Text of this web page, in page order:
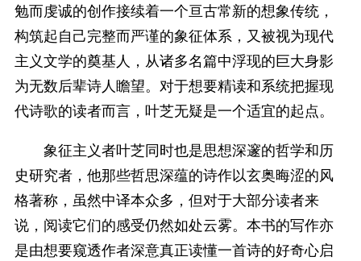
勉而虔诚的创作接续着一个亘古常新的想象传统，
构筑起自己完整而严谨的象征体系，又被视为现代
主义文学的奠基人，从诸多名篇中浮现的巨大身影
为无数后辈诗人瞻望。对于想要精读和系统把握现
代诗歌的读者而言，叶芝无疑是一个适宜的起点。
象征主义者叶芝同时也是思想深邃的哲学和历
史研究者，他那些哲思深蕴的诗作以玄奥晦涩的风
格著称，虽然中译本众多，但对于大部分读者来
说，阅读它们的感受仍然如处云雾。本书的写作亦
是由想要窥透作者深意真正读懂一首诗的好奇心启